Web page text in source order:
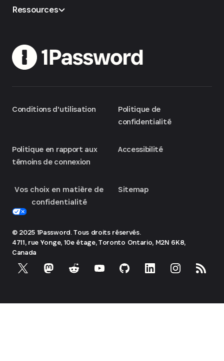
Ressources
Conditions d'utilisation
Politique en rapport aux
témoins de connexion
Vos choix en matière de
confidentialité
Politique de
confidentialité
Accessibilité
Sitemap
© 2025 1Password. Tous droits réservés.
4711, rue Yonge, 10e étage, Toronto Ontario, M2N 6K8,
Canada